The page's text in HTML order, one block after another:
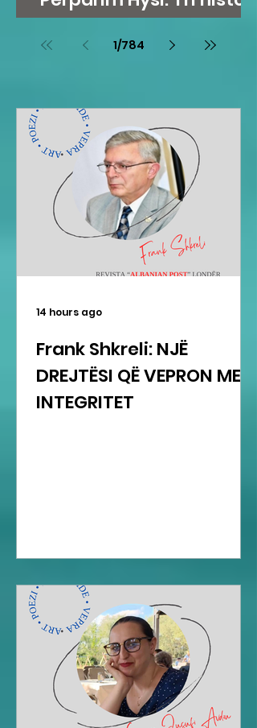
me lopë
1/784
Frank Shkreli: NJË
DREJTËSI QË VEPRON ME
INTEGRITET
14 hours ago